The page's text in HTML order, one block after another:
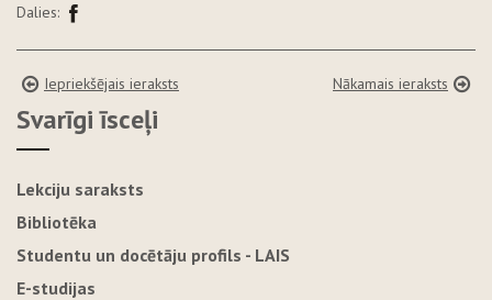
Dalies:
Iepriekšējais ieraksts Nākamais ieraksts
Svarīgi īsceļi
Lekciju saraksts
Bibliotēka
Studentu un docētāju profils - LAIS
E-studijas